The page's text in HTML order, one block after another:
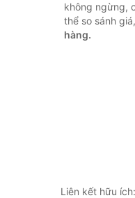
không ngừng,
thể so sánh
hàng.
Liên kết hữu ích: